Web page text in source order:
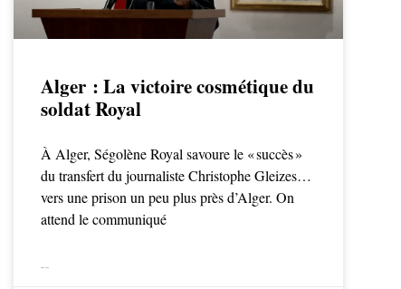
Alger : La victoire cosmétique du
soldat Royal
À Alger, Ségolène Royal savoure le « succès »
du transfert du journaliste Christophe Gleizes…
vers une prison un peu plus près d’Alger. On
attend le communiqué